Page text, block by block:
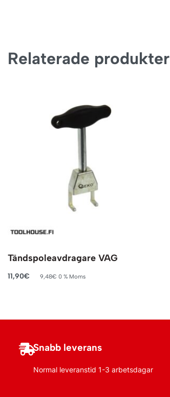
Relaterade produkter
Tändspoleavdragare VAG
11,90€ 9,48€ 0 % Moms
Snabb leverans
Normal leveranstid 1-3 arbetsdagar